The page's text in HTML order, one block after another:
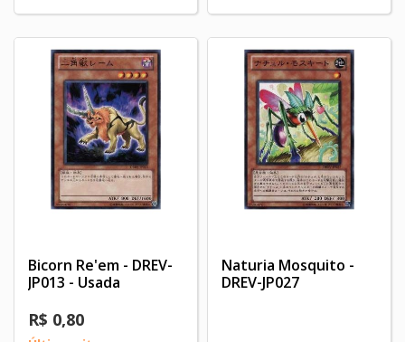
Bicorn Re'em - DREV-
JP013 - Usada
R$ 0,80
Naturia Mosquito -
DREV-JP027